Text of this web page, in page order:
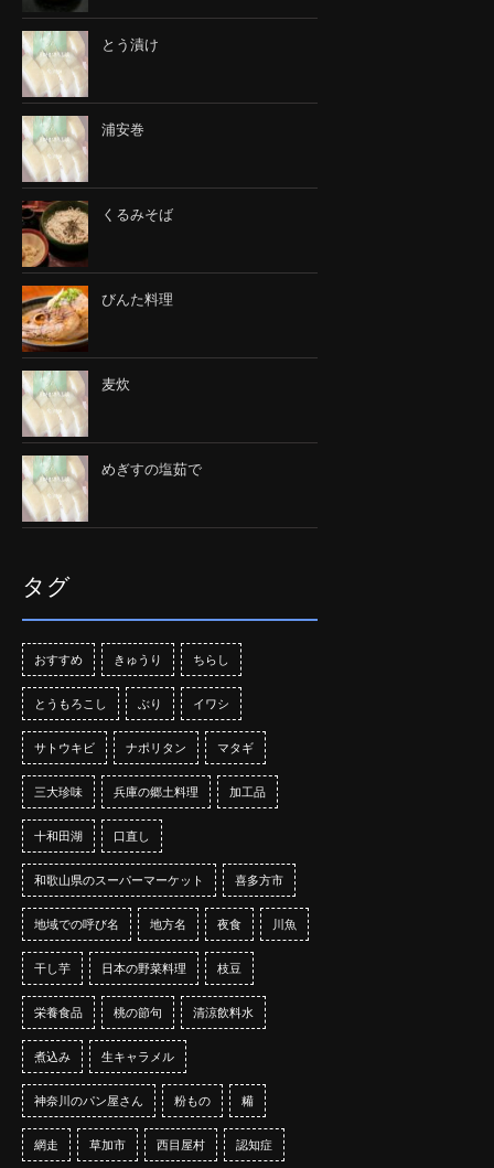
とう漬け
浦安巻
くるみそば
びんた料理
麦炊
めぎすの塩茹で
タグ
おすすめ きゅうり ちらし
とうもろこし ぶり イワシ
サトウキビ ナポリタン マタギ
三大珍味 兵庫の郷土料理 加工品
十和田湖 口直し
和歌山県のスーパーマーケット 喜多方市
地域での呼び名 地方名 夜食 川魚
干し芋 日本の野菜料理 枝豆
栄養食品 桃の節句 清涼飲料水
煮込み 生キャラメル
神奈川のパン屋さん 粉もの 糒
網走 草加市 西目屋村 認知症